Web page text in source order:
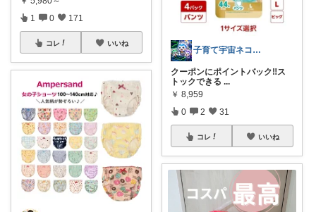
1 0 171
コレ いいね
子育て宇宙ネコ🐈育児日用品ROOM🏠
クーポンにポイントバック‼️ス
トックできる ...
￥ 8,959
0 2 31
コレ いいね